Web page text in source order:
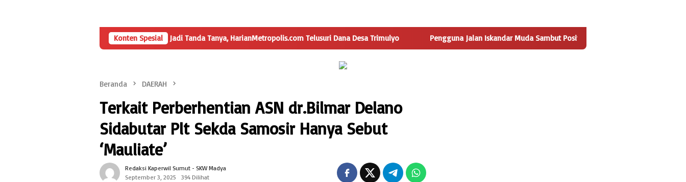
Konten Spesial
Penyertaan Modal BUMDes Jadi Tanda Tanya, HarianMetropolis.com Telusuri Dana Desa Trimulyo Pengguna Jalan Iskandar Muda Sambut Positif Pembangunan Tempat Pengelolaan Sampah
Beranda DAERAH
Terkait Perberhentian ASN dr.Bilmar Delano
Sidabutar Plt Sekda Samosir Hanya Sebut
‘Mauliate’
Redaksi Kaperwil Sumut - SKW Madya
September 3, 2025
394 Dilihat